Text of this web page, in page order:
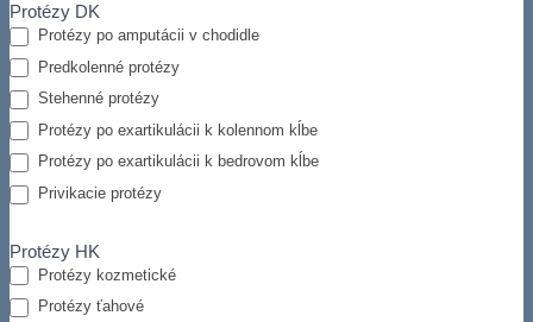
O
aké
odborné
školenia
ste
mali
záujem?
Protézy DK
Protézy po amputácii v chodidle
Predkolenné protézy
Stehenné protézy
Protézy po exartikulácii k kolennom kĺbe
Protézy po exartikulácii k bedrovom kĺbe
Privikacie protézy
Protézy HK
Protézy kozmetické
Protézy ťahové